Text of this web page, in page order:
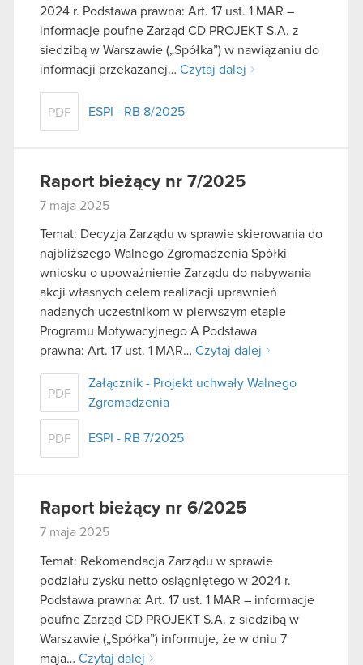
2024 r. Podstawa prawna: Art. 17 ust. 1 MAR –
informacje poufne Zarząd CD PROJEKT S.A. z
siedzibą w Warszawie („Spółka”) w nawiązaniu do
informacji przekazanej… Czytaj dalej
PDF ESPI - RB 8/2025
Raport bieżący nr 7/2025
7 maja 2025
Temat: Decyzja Zarządu w sprawie skierowania do
najbliższego Walnego Zgromadzenia Spółki
wniosku o upoważnienie Zarządu do nabywania
akcji własnych celem realizacji uprawnień
nadanych uczestnikom w pierwszym etapie
Programu Motywacyjnego A Podstawa
prawna: Art. 17 ust. 1 MAR… Czytaj dalej
PDF
Załącznik - Projekt uchwały Walnego
Zgromadzenia
PDF ESPI - RB 7/2025
Raport bieżący nr 6/2025
7 maja 2025
Temat: Rekomendacja Zarządu w sprawie
podziału zysku netto osiągniętego w 2024 r.
Podstawa prawna: Art. 17 ust. 1 MAR – informacje
poufne Zarząd CD PROJEKT S.A. z siedzibą w
Warszawie („Spółka”) informuje, że w dniu 7
maja… Czytaj dalej